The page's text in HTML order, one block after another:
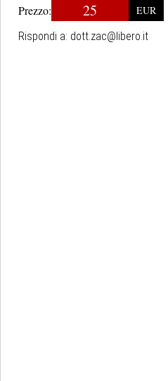
Prezzo: 25
EUR
Rispondi a: dott.zac@libero.it